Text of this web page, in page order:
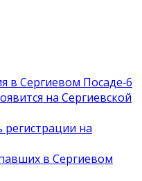
в Сергиевом Посаде‑6
на Сергиевской
на
в Сергиевом